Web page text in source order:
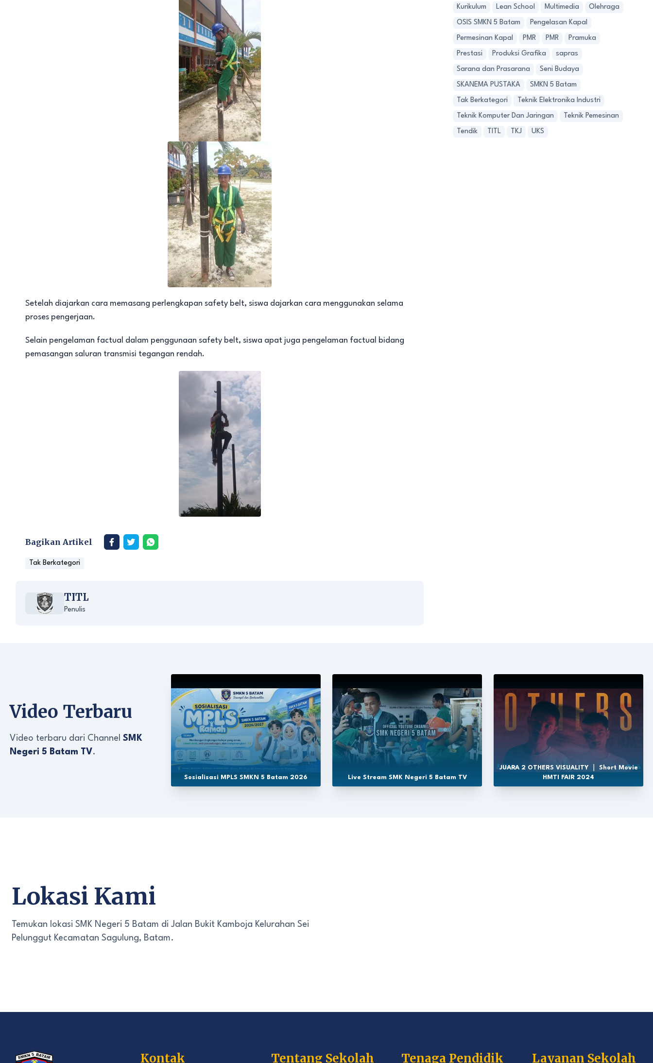
Setelah diajarkan cara memasang perlengkapan safety belt, siswa dajarkan cara menggunakan selama
proses pengerjaan.
Selain pengelaman factual dalam penggunaan safety belt, siswa apat juga pengelaman factual bidang
pemasangan saluran transmisi tegangan rendah.
Bagikan Artikel
Tak Berkategori
TITL
Penulis
Kurikulum Lean School Multimedia Olehraga
OSIS SMKN 5 Batam Pengelasan Kapal
Permesinan Kapal PMR PMR Pramuka
Prestasi Produksi Grafika sapras
Sarana dan Prasarana Seni Budaya
SKANEMA PUSTAKA SMKN 5 Batam
Tak Berkategori Teknik Elektronika Industri
Teknik Komputer Dan Jaringan Teknik Pemesinan
Tendik TITL TKJ UKS
Video Terbaru
Video terbaru dari Channel SMK
Negeri 5 Batam TV.
Sosialisasi MPLS SMKN 5 Batam 2026 Live Stream SMK Negeri 5 Batam TV
JUARA 2 OTHERS VISUALITY ｜ Short Movie
HMTI FAIR 2024
Lokasi Kami
Temukan lokasi SMK Negeri 5 Batam di Jalan Bukit Kamboja Kelurahan Sei
Pelunggut Kecamatan Sagulung, Batam.
Kontak Tentang Sekolah Tenaga Pendidik Layanan Sekolah